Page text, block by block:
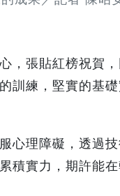
，張貼紅榜祝賀
訓練，堅實的基
心理障礙，透過
積實力，期許能